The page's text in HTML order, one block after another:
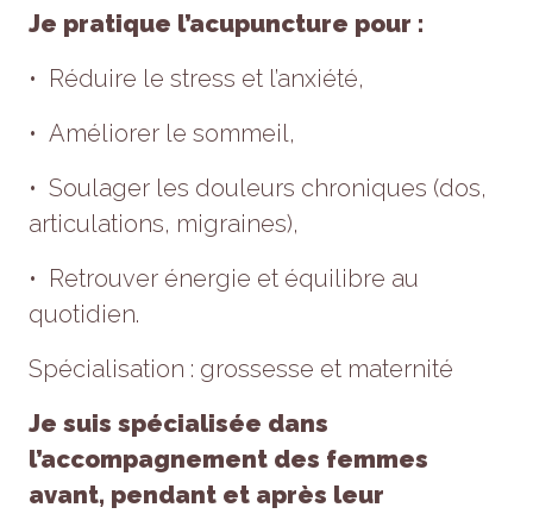
Je pratique l’acupuncture pour :
• Réduire le stress et l’anxiété,
• Améliorer le sommeil,
• Soulager les douleurs chroniques (dos,
articulations, migraines),
• Retrouver énergie et équilibre au
quotidien.
Spécialisation : grossesse et maternité
Je suis spécialisée dans
l’accompagnement des femmes
avant, pendant et après leur